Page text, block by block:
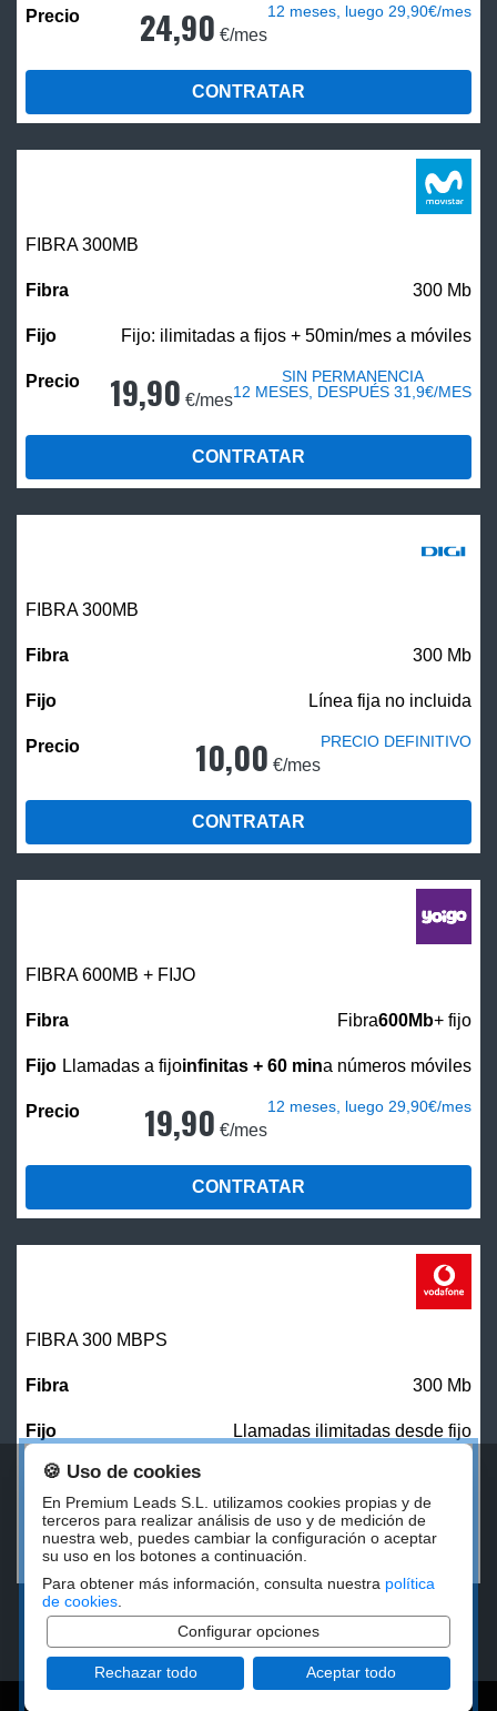
24,90 €/mes
12 meses, luego 29,90€/mes
CONTRATAR
FIBRA 300MB
300 Mb
Fijo: ilimitadas a fijos + 50min/mes a móviles
19,90 €/mes
SIN PERMANENCIA
12 MESES, DESPUÉS 31,9€/MES
CONTRATAR
FIBRA 300MB
300 Mb
Línea fija no incluida
10,00 €/mes
PRECIO DEFINITIVO
CONTRATAR
FIBRA 600MB + FIJO
Fibra600Mb+ fijo
Llamadas a fijoinfinitas + 60 mina números móviles
19,90 €/mes
12 meses, luego 29,90€/mes
CONTRATAR
FIBRA 300 MBPS
300 Mb
Llamadas ilimitadas desde fijo
27,00 €/mes
CONTRATAR
🍪 Uso de cookies
En Premium Leads S.L. utilizamos cookies propias y de
terceros para realizar análisis de uso y de medición de
nuestra web, puedes cambiar la configuración o aceptar
su uso en los botones a continuación.
Para obtener más información, consulta nuestra política
de cookies
Configurar opciones
Rechazar todo Aceptar todo